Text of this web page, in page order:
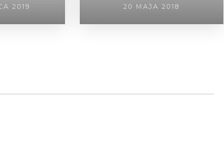
2019 20 MAJA 2018